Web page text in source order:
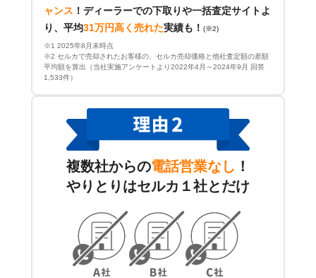
ャンス ！ ディーラーでの下取りや一括査定サイトよ
り、平均31万円高く売れた実績も！ (※2)
※1 2025年8月末時点
※2 セルカで売却されたお客様の、セルカ売却価格と他社査定額の差額
平均額を算出（当社実施アンケートより2022年4月～2024年9月 回答
1,533件）
複数社からの電話営業なし ！
やりとりはセルカ１社とだけ